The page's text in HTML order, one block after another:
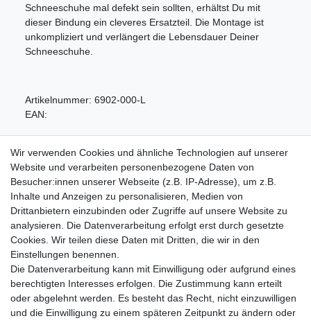
Schneeschuhe mal defekt sein sollten, erhältst Du mit
dieser Bindung ein cleveres Ersatzteil. Die Montage ist
unkompliziert und verlängert die Lebensdauer Deiner
Schneeschuhe.
Artikelnummer: 6902-000-L
EAN:
Wir verwenden Cookies und ähnliche Technologien auf unserer
Website und verarbeiten personenbezogene Daten von
Besucher:innen unserer Webseite (z.B. IP-Adresse), um z.B.
Inhalte und Anzeigen zu personalisieren, Medien von
Drittanbietern einzubinden oder Zugriffe auf unsere Website zu
analysieren. Die Datenverarbeitung erfolgt erst durch gesetzte
Cookies. Wir teilen diese Daten mit Dritten, die wir in den
Einstellungen benennen.
Die Datenverarbeitung kann mit Einwilligung oder aufgrund eines
berechtigten Interesses erfolgen. Die Zustimmung kann erteilt
oder abgelehnt werden. Es besteht das Recht, nicht einzuwilligen
und die Einwilligung zu einem späteren Zeitpunkt zu ändern oder
Service
Zahlungarten
Versandkosten
Batterierücknahmeverordnung
Kostenloser Newsletter
E-MAIL **
Newsletter
Honig